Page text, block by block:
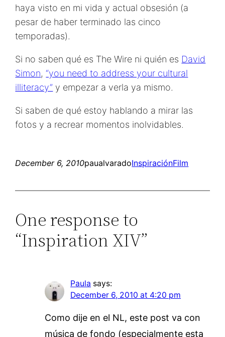
haya visto en mi vida y actual obsesión (a
pesar de haber terminado las cinco
temporadas).
Si no saben qué es The Wire ni quién es David
Simon,“you need to address your cultural
illiteracy” y empezar a verla ya mismo.
Si saben de qué estoy hablando a mirar las
fotos y a recrear momentos inolvidables.
December 6, 2010paualvaradoInspiraciónFilm
One response to
“Inspiration XIV”
Paula says:
December 6, 2010 at 4:20 pm
Como dije en el NL, este post va con
música de fondo (especialmente esta